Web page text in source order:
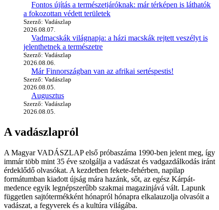
Fontos újítás a természetjáróknak: már térképen is láthatók
a fokozottan védett területek
Szerző: Vadászlap
2026.08.07.
Vadmacskák világnapja: a házi macskák rejtett veszélyt is
jelenthetnek a természetre
Szerző: Vadászlap
2026.08.06.
Már Finnországban van az afrikai sertéspestis!
Szerző: Vadászlap
2026.08.05.
Augusztus
Szerző: Vadászlap
2026.08.05.
A vadászlapról
A Magyar VADÁSZLAP első próbaszáma 1990-ben jelent meg, így
immár több mint 35 éve szolgálja a vadászat és vadgazdálkodás iránt
érdeklődő olvasókat. A kezdetben fekete-fehérben, napilap
formátumban kiadott újság mára hazánk, sőt, az egész Kárpát-
medence egyik legnépszerűbb szakmai magazinjává vált. Lapunk
független sajtótermékként hónapról hónapra elkalauzolja olvasóit a
vadászat, a fegyverek és a kultúra világába.